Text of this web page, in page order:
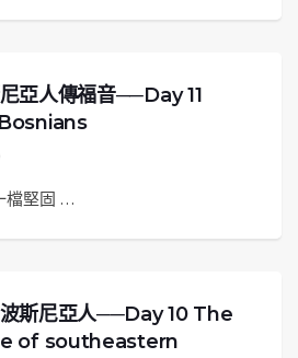
亞人傳福音──Day 11
檔堅固 …
斯尼亞人──Day 10 The
of southeastern